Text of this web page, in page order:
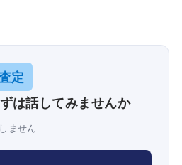
定
は話してみませんか
ません